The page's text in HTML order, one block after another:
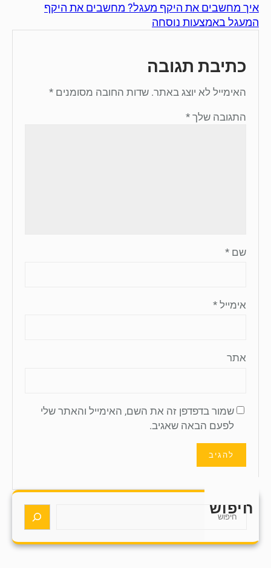
איך מחשבים את היקף מעגל? מחשבים את היקף
המעגל באמצעות נוסחה
כתיבת תגובה
האימייל לא יוצג באתר. שדות החובה מסומנים *
התגובה שלך *
שם *
אימייל *
אתר
שמור בדפדפן זה את השם, האימייל והאתר שלי
לפעם הבאה שאגיב.
חיפוש
S
a